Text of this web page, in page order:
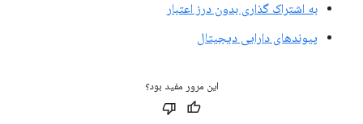
به اشتراک گذاری بدون درز اعتبار
پیوندهای دارایی دیجیتال
این مرور مفید بود؟